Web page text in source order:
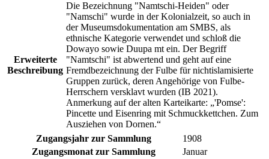
Erweiterte
Beschreibung
Die Bezeichnung "Namtschi-Heiden" oder
"Namschi" wurde in der Kolonialzeit, so auch in
der Museumsdokumentation am SMBS, als
ethnische Kategorie verwendet und schloß die
Dowayo sowie Duupa mt ein. Der Begriff
"Namtschi" ist abwertend und geht auf eine
Fremdbezeichnung der Fulbe für nichtislamisierte
Gruppen zurück, deren Angehörige von Fulbe-
Herrschern versklavt wurden (IB 2021).
Anmerkung auf der alten Karteikarte: „'Pomse':
Pincette und Eisenring mit Schmuckkettchen. Zum
Ausziehen von Dornen.“
Zugangsjahr zur Sammlung
1908
Zugangsmonat zur Sammlung
Januar